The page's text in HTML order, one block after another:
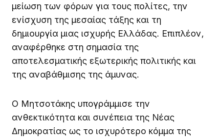
μείωση των φόρων για τους πολίτες, την
ενίσχυση της μεσαίας τάξης και τη
δημιουργία μιας ισχυρής Ελλάδας. Επιπλέον,
αναφέρθηκε στη σημασία της
αποτελεσματικής εξωτερικής πολιτικής και
της αναβάθμισης της άμυνας.
Ο Μητσοτάκης υπογράμμισε την
ανθεκτικότητα και συνέπεια της Νέας
Δημοκρατίας ως το ισχυρότερο κόμμα της